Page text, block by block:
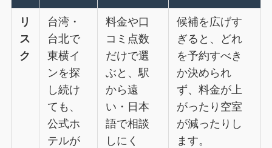
リ
ス
ク
台湾・
台北で
東横イ
ンを探
し続け
ても、
公式ホ
テルが
料金や口
コミ点数
だけで選
ぶと、駅
から遠
い・日本
語で相談
しにく
候補を広げす
ぎると、どれ
を予約すべき
か決められ
ず、料金が上
がったり空室
が減ったりし
ます。